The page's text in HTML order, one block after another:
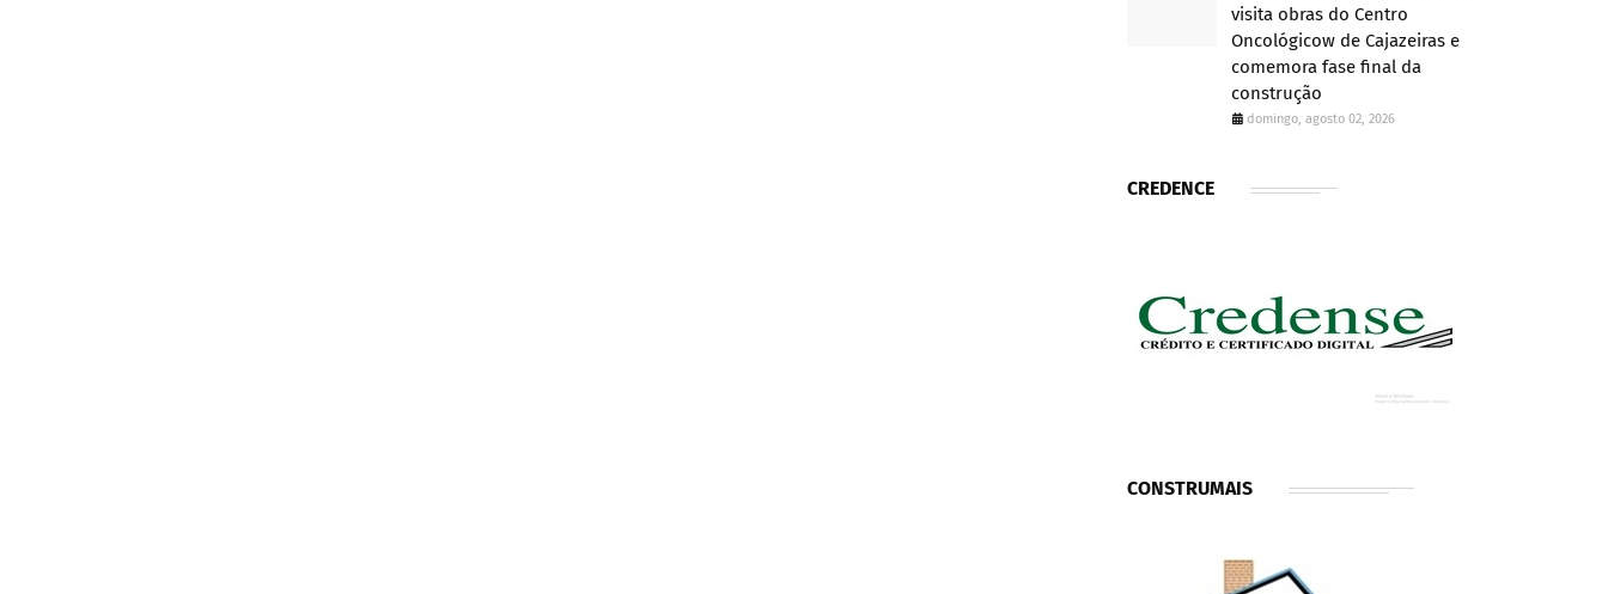
visita obras do Centro
Oncológicow de Cajazeiras e
comemora fase final da
construção
domingo, agosto 02, 2026
CREDENCE
CONSTRUMAIS